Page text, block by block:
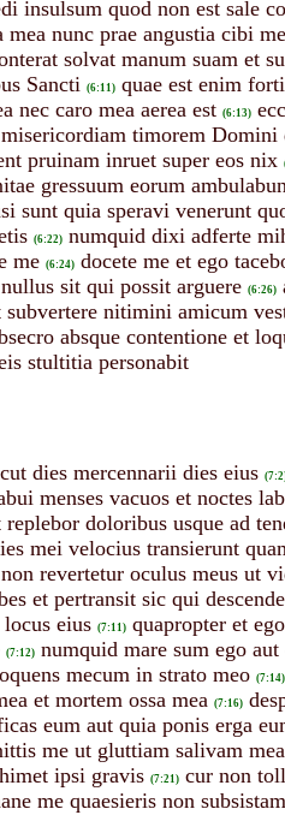
insulsum quod non est sale
mea nunc prae angustia cibi
solvat manum suam et
Sancti (6:11) quae est enim
nec caro mea aerea est (6:13)
timorem Domini
pruinam inruet super eos nix
gressuum eorum
sunt quia speravi venerunt
(6:22) numquid dixi adferte
me (6:24) docete me et ego
sit qui possit arguere (6:26)
nitimini amicum
absque contentione et
stultitia personabit
dies mercennarii dies eius
menses vacuos et noctes
doloribus usque ad
mei velocius transierunt
revertetur oculus meus ut
et pertransit sic qui
eius (7:11) quapropter et
(7:12) numquid mare sum ego
mecum in strato meo (7:14)
et mortem ossa mea (7:16)
eum aut quia ponis erga
me ut gluttiam salivam
ipsi gravis (7:21) cur non
me quaesieris non subsistam